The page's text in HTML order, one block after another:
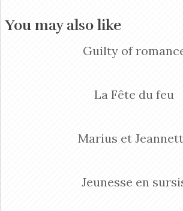
You may also like
Guilty of
La Fête du feu
Marius et
Jeunesse en